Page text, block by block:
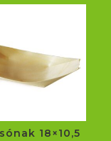
18×10,5